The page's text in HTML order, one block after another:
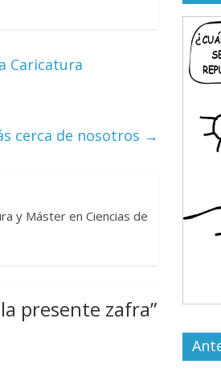
Caricatura
cerca de nosotros →
y Máster en Ciencias de
presente zafra”